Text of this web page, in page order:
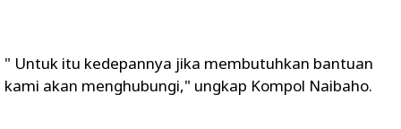
" Untuk itu kedepannya jika membutuhkan bantuan
kami akan menghubungi," ungkap Kompol Naibaho.